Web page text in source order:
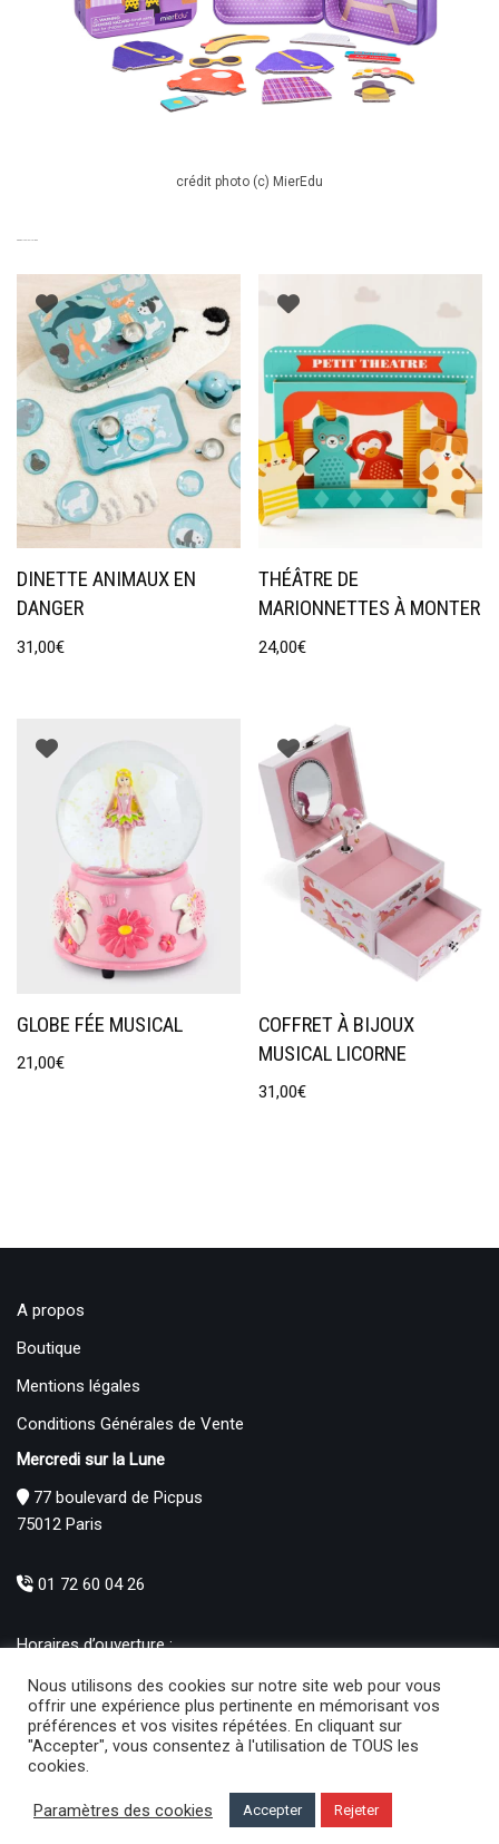
crédit photo (c) MierEdu
DINETTE ANIMAUX EN
DANGER
31,00€
THÉÂTRE DE
MARIONNETTES À MONTER
24,00€
GLOBE FÉE MUSICAL
21,00€
COFFRET À BIJOUX
MUSICAL LICORNE
31,00€
A propos
Boutique
Mentions légales
Conditions Générales de Vente
Mercredi sur la Lune
77 boulevard de Picpus
75012 Paris
01 72 60 04 26
Horaires d’ouverture :
Mercredi au Samedi : 10h30 – 19h00
Produits
Nous utilisons des cookies sur notre site web pour vous
offrir une expérience plus pertinente en mémorisant vos
préférences et vos visites répétées. En cliquant sur
"Accepter", vous consentez à l'utilisation de TOUS les
cookies.
Paramètres des cookies Accepter Rejeter